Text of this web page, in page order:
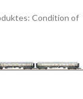
Condition of